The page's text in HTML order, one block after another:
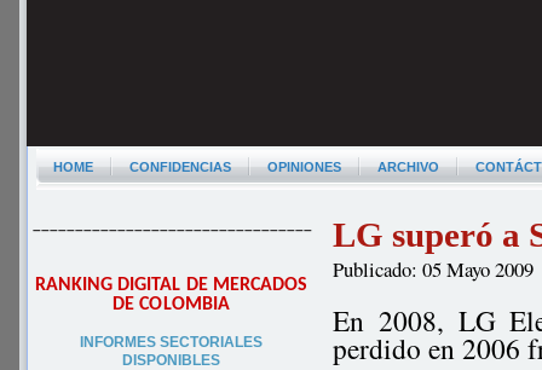
HOME CONFIDENCIAS OPINIONES ARCHIVO
–––––––––––––––––––––––––––––––––
RANKING DIGITAL DE MERCADOS
DE COLOMBIA
INFORMES SECTORIALES
DISPONIBLES
LG superó a
Publicado: 05 Mayo 2009
En 2008, LG
perdido en 2006